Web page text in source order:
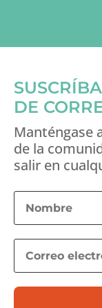
DE
Manténgase
de la
salir en